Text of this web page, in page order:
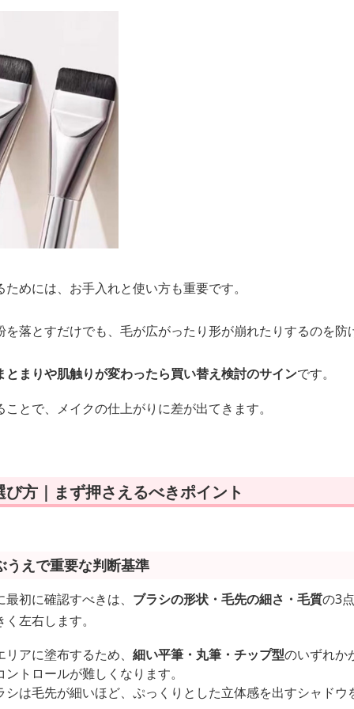
めには、お手入れと使い方も重要です。
落とすだけでも、毛が広がったり形が崩れたりするのを防
とまりや肌触りが変わったら買い替え検討のサインです。
とで、メイクの仕上がりに差が出てきます。
方｜まず押さえるべきポイント
うえで重要な判断基準
初に確認すべきは、 ブラシの形状・毛先の細さ・毛質の3
左右します。
アに塗布するため、 細い平筆・丸筆・チップ型のいずれか
トロールが難しくなります。
シは毛先が細いほど、ぷっくりとした立体感を出すシャド